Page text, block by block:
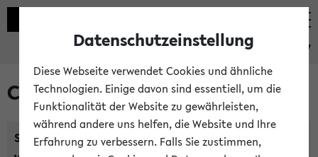
eKVV
Courses taught in English
Semester:
Datenschutzeinstellung
Diese Webseite verwendet Cookies und ähnliche
Technologien. Einige davon sind essentiell, um die
Funktionalität der Website zu gewährleisten,
während andere uns helfen, die Website und Ihre
Erfahrung zu verbessern. Falls Sie zustimmen,